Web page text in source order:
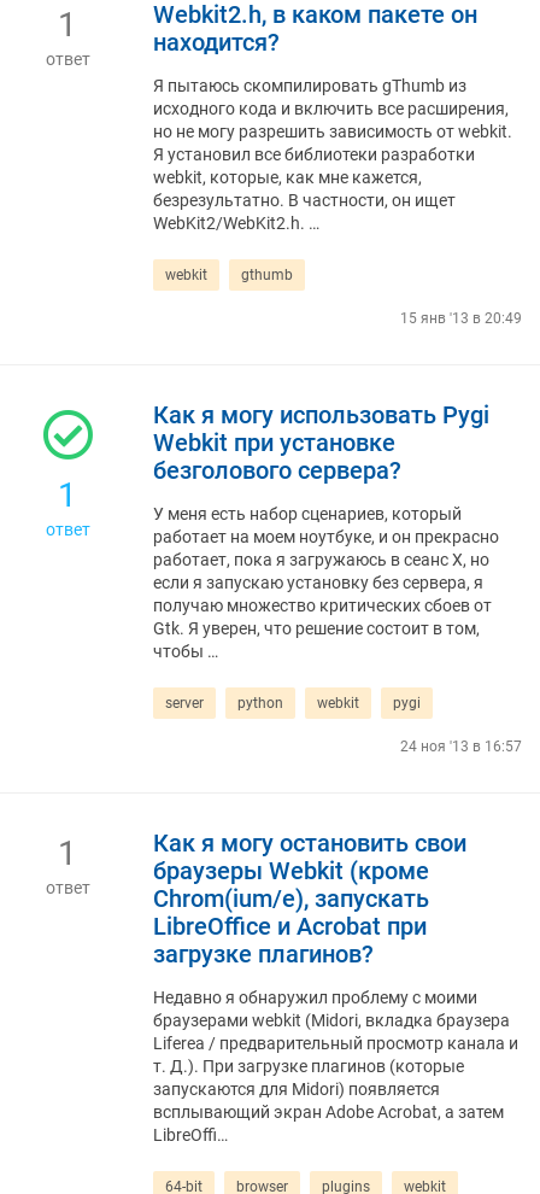
1
ответ
Webkit2.h, в каком пакете он
находится?
Я пытаюсь скомпилировать gThumb из
исходного кода и включить все расширения,
но не могу разрешить зависимость от webkit.
Я установил все библиотеки разработки
webkit, которые, как мне кажется,
безрезультатно. В частности, он ищет
WebKit2/WebKit2.h. …
webkit gthumb
15 янв '13 в 20:49
1
ответ
Как я могу использовать Pygi
Webkit при установке
безголового сервера?
У меня есть набор сценариев, который
работает на моем ноутбуке, и он прекрасно
работает, пока я загружаюсь в сеанс X, но
если я запускаю установку без сервера, я
получаю множество критических сбоев от
Gtk. Я уверен, что решение состоит в том,
чтобы …
server python webkit pygi
24 ноя '13 в 16:57
1
ответ
Как я могу остановить свои
браузеры Webkit (кроме
Chrom(ium/e), запускать
LibreOffice и Acrobat при
загрузке плагинов?
Недавно я обнаружил проблему с моими
браузерами webkit (Midori, вкладка браузера
Liferea / предварительный просмотр канала и
т. Д.). При загрузке плагинов (которые
запускаются для Midori) появляется
всплывающий экран Adobe Acrobat, а затем
LibreOffi…
64-bit browser plugins webkit